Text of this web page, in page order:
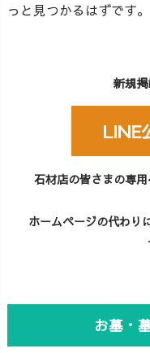
っと見つかるはずです。
新規
LINE
石材店の皆さまの専
ホームページの代わり
お墓・